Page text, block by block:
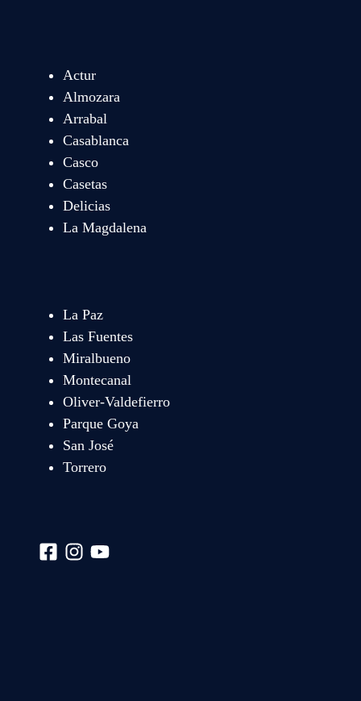
Actur
Almozara
Arrabal
Casablanca
Casco
Casetas
Delicias
La Magdalena
La Paz
Las Fuentes
Miralbueno
Montecanal
Oliver-Valdefierro
Parque Goya
San José
Torrero